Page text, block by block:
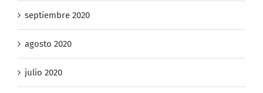
septiembre 2020
agosto 2020
julio 2020